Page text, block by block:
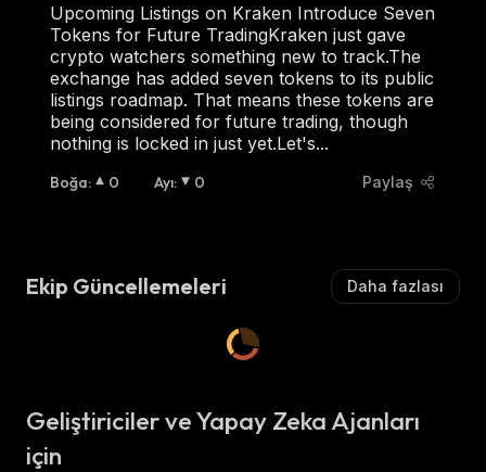
Upcoming Listings on Kraken Introduce Seven
Tokens for Future TradingKraken just gave
crypto watchers something new to track.The
exchange has added seven tokens to its public
listings roadmap. That means these tokens are
being considered for future trading, though
nothing is locked in just yet.Let's...
Boğa: 0 Ayı: 0 Paylaş
Ekip Güncellemeleri Daha fazlası
Geliştiriciler ve Yapay Zeka Ajanları
için